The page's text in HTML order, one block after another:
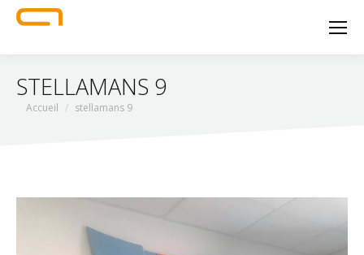
STELLAMANS 9
Vous êtes ici :
Accueil stellamans 9